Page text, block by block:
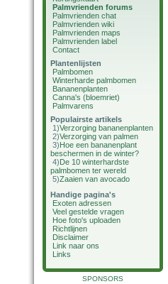
Palmvrienden forums
Palmvrienden chat
Palmvrienden wiki
Palmvrienden maps
Palmvrienden label
Contact
Plantenlijsten
Palmbomen
Winterharde palmbomen
Bananenplanten
Canna's (bloemriet)
Palmvarens
Populairste artikels
1)Verzorging bananenplanten
2)Verzorging van palmen
3)Hoe een bananenplant
beschermen in de winter?
4)De 10 winterhardste
palmbomen ter wereld
5)Zaaien van avocado
Handige pagina's
Exoten adressen
Veel gestelde vragen
Hoe foto's uploaden
Richtlijnen
Disclaimer
Link naar ons
Links
SPONSORS